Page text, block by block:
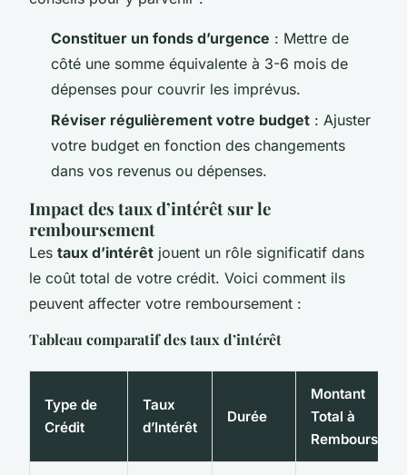
Constituer un fonds d’urgence : Mettre de
côté une somme équivalente à 3-6 mois de
dépenses pour couvrir les imprévus.
Réviser régulièrement votre budget : Ajuster
votre budget en fonction des changements
dans vos revenus ou dépenses.
Impact des taux d’intérêt sur le
remboursement
Les taux d’intérêt jouent un rôle significatif dans
le coût total de votre crédit. Voici comment ils
peuvent affecter votre remboursement :
Tableau comparatif des taux d’intérêt
Type de
Crédit
Taux
d’Intérêt
Durée
Montant
Total à
Rembourser